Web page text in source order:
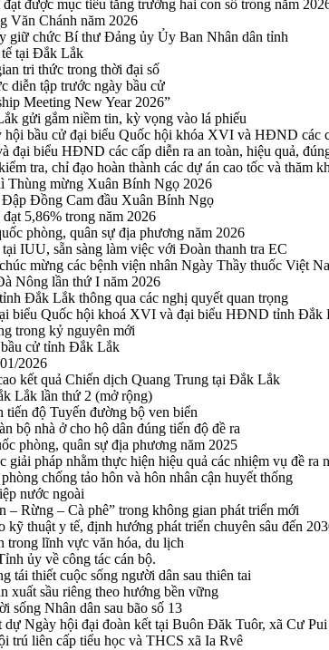
được mục tiêu tăng trưởng hai con số trong năm
Văn Chánh năm 2026
chức Bí thư Đảng ủy Ủy Ban Nhân dân tỉnh
tế tại Đắk Lắk
tri thức trong thời đại số
diễn tập trước ngày bầu cử
Meeting New Year 2026”
gửi gắm niềm tin, kỳ vọng vào lá phiếu
hội bầu cử đại biểu Quốc hội khóa XVI và HĐND các
đại biểu HĐND các cấp diễn ra an toàn, hiệu quả,
tra, chỉ đạo hoàn thành các dự án cao tốc và thăm
Thùng mừng Xuân Bính Ngọ 2026
Đồng Cam đầu Xuân Bính Ngọ
5,86% trong năm 2026
phòng, quân sự địa phương năm 2026
IUU, sẵn sàng làm việc với Đoàn thanh tra EC
mừng các bệnh viện nhân Ngày Thầy thuốc Việt
Nông lần thứ I năm 2026
Đắk Lắk thông qua các nghị quyết quan trọng
biểu Quốc hội khoá XVI và đại biểu HĐND tỉnh Đắk
trong kỷ nguyên mới
cử tỉnh Đắk Lắk
2026
kết quả Chiến dịch Quang Trung tại Đắk Lắk
Lắk lần thứ 2 (mở rộng)
tiến độ Tuyến đường bộ ven biển
bộ nhà ở cho hộ dân đúng tiến độ đề ra
phòng, quân sự địa phương năm 2025
pháp nhằm thực hiện hiệu quả các nhiệm vụ đề ra
chống tảo hôn và hôn nhân cận huyết thống
nước ngoài
Rừng – Cà phê” trong không gian phát triển mới
thuật y tế, định hướng phát triển chuyên sâu đến
trong lĩnh vực văn hóa, du lịch
ủy về công tác cán bộ.
tái thiết cuộc sống người dân sau thiên tai
xuất sầu riêng theo hướng bền vững
sống Nhân dân sau bão số 13
Ngày hội đại đoàn kết tại Buôn Đăk Tuôr, xã Cư Pui
trú liên cấp tiểu học và THCS xã Ia Rvê